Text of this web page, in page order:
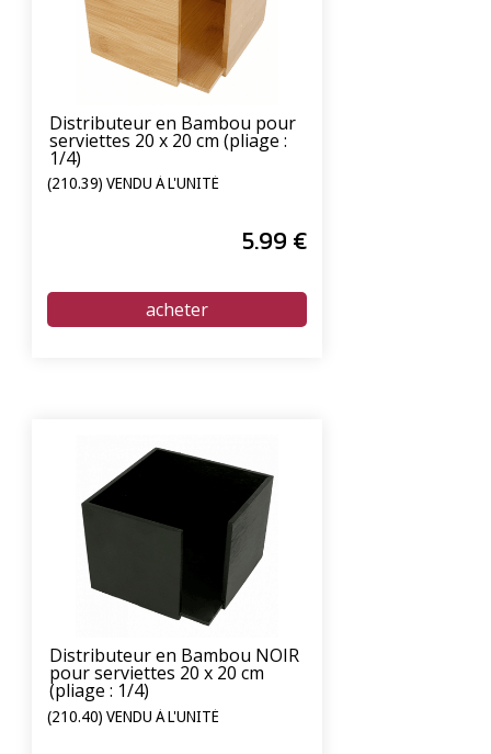
Distributeur en Bambou pour
serviettes 20 x 20 cm (pliage :
1/4)
(210.39) VENDU À L'UNITÉ
5.99 €
Distributeur en Bambou NOIR
pour serviettes 20 x 20 cm
(pliage : 1/4)
(210.40) VENDU À L'UNITÉ